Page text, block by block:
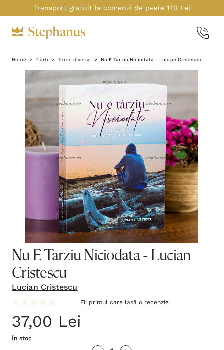
Transport gratuit la comenzi de peste 170 Lei
Home Cărți Teme diverse Nu E Tarziu Niciodata - Lucian Cristescu
Nu E Tarziu Niciodata - Lucian
Cristescu
Lucian Cristescu
Fii primul care lasă o recenzie
37,00 Lei
În stoc